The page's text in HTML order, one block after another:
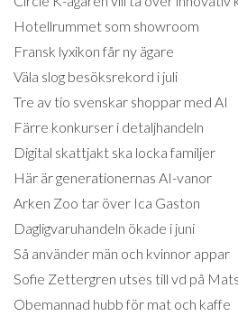
Hotellrummet som showroom
Fransk lyxikon får ny ägare
Väla slog besöksrekord i juli
Tre av tio svenskar shoppar med AI
Färre konkurser i detaljhandeln
Digital skattjakt ska locka familjer
Här är generationernas AI-vanor
Arken Zoo tar över Ica Gaston
Dagligvaruhandeln ökade i juni
Så använder män och kvinnor appar
Sofie Zettergren utses till vd på
Obemannad hubb för mat och kaffe